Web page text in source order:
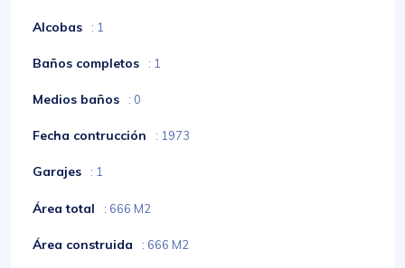
Alcobas : 1
Baños completos : 1
Medios baños : 0
Fecha contrucción : 1973
Garajes : 1
Área total : 666 M2
Área construida : 666 M2